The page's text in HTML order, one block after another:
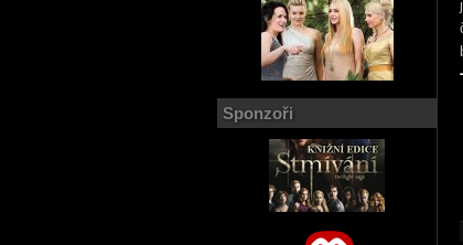
Sponzoři